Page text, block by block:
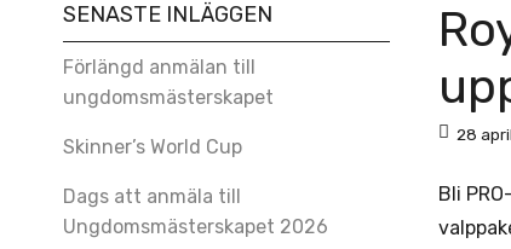
28
Bli
SENASTE INLÄGGEN
Förlängd anmälan till
ungdomsmästerskapet
Skinner’s World Cup
Dags att anmäla till
Ungdomsmästerskapet 2026